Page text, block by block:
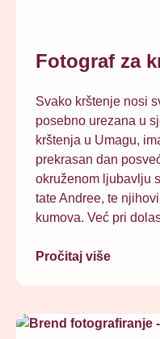
Fotograf za
Svako krštenje nosi
posebno urezana u
krštenja u Umagu,
prekrasan dan
okruženom ljubavlju
tate Andree, te
kumova. Već pri
Pročitaj više